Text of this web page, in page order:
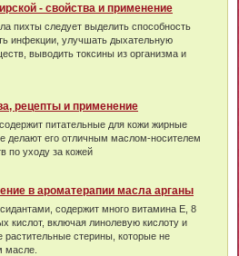
- свойства и применение
пихты следует выделить способность
инфекции, улучшать дыхательную
выводить токсины из организма и
рецепты и применение
питательные для кожи жирные
делают его отличным маслом-носителем
по уходу за кожей
в ароматерапии масла арганы
содержит много витамина Е, 8
кислот, включая линолевую кислоту и
растительные стерины, которые не
масле.